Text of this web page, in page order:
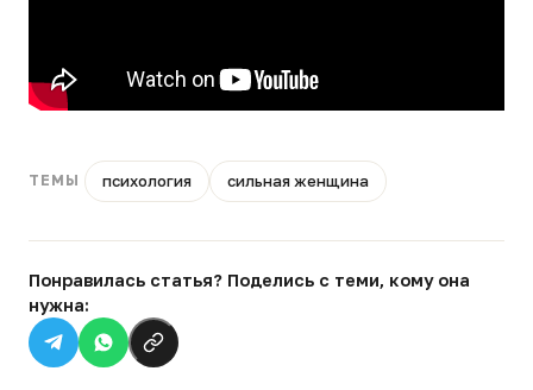
ТЕМЫ психология сильная женщина
Понравилась статья? Поделись с теми, кому она
нужна: